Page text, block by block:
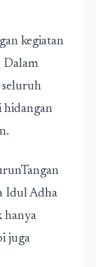
kegiatan
Dalam
seluruh
hidangan
Idul Adha
hanya
juga